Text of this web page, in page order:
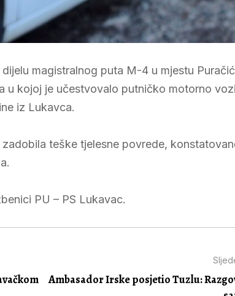
magistralnog puta M-4 u mjestu
u kojoj je učestvovalo putničko motorno
iz Lukavca.
teške tjelesne povrede,
PU – PS Lukavac.
Ambasador Irske posjetio Tuzlu: